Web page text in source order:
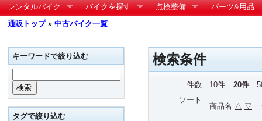
レンタルバイク バイクを探す 点検整備
パーツ&用品
通販トップ» 中古バイク一覧
検索条件
件数 10件 20件
ソート
商品名 △ ▽
キーワードで絞り込む
タグで絞り込む